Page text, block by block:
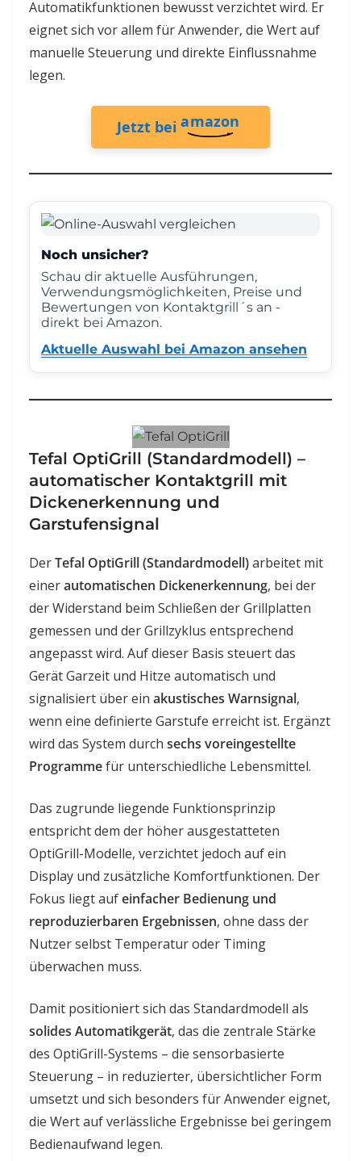
Automatikfunktionen bewusst verzichtet wird. Er
eignet sich vor allem für Anwender, die Wert auf
manuelle Steuerung und direkte Einflussnahme
legen.
Jetzt bei amazon
Noch unsicher?
Schau dir aktuelle Ausführungen,
Verwendungsmöglichkeiten, Preise und
Bewertungen von Kontaktgrill´s an -
direkt bei Amazon.
Aktuelle Auswahl bei Amazon ansehen
Tefal OptiGrill (Standardmodell) –
automatischer Kontaktgrill mit
Dickenerkennung und
Garstufensignal
DerTefal OptiGrill (Standardmodell)arbeitet mit
einerautomatischen Dickenerkennung, bei der
der Widerstand beim Schließen der Grillplatten
gemessen und der Grillzyklus entsprechend
angepasst wird. Auf dieser Basis steuert das
Gerät Garzeit und Hitze automatisch und
signalisiert über ein akustisches Warnsignal,
wenn eine definierte Garstufe erreicht ist. Ergänzt
wird das System durch sechs voreingestellte
Programmefür unterschiedliche Lebensmittel.
Das zugrunde liegende Funktionsprinzip
entspricht dem der höher ausgestatteten
OptiGrill-Modelle, verzichtet jedoch auf ein
Display und zusätzliche Komfortfunktionen. Der
Fokus liegt aufeinfacher Bedienung und
reproduzierbaren Ergebnissen, ohne dass der
Nutzer selbst Temperatur oder Timing
überwachen muss.
Damit positioniert sich das Standardmodell als
solides Automatikgerät, das die zentrale Stärke
des OptiGrill-Systems – die sensorbasierte
Steuerung – in reduzierter, übersichtlicher Form
umsetzt und sich besonders für Anwender eignet,
die Wert auf verlässliche Ergebnisse bei geringem
Bedienaufwand legen.